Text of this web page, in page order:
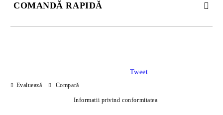
COMANDĂ RAPIDĂ
Evaluează Compară
Informatii privind conformitatea
Tweet